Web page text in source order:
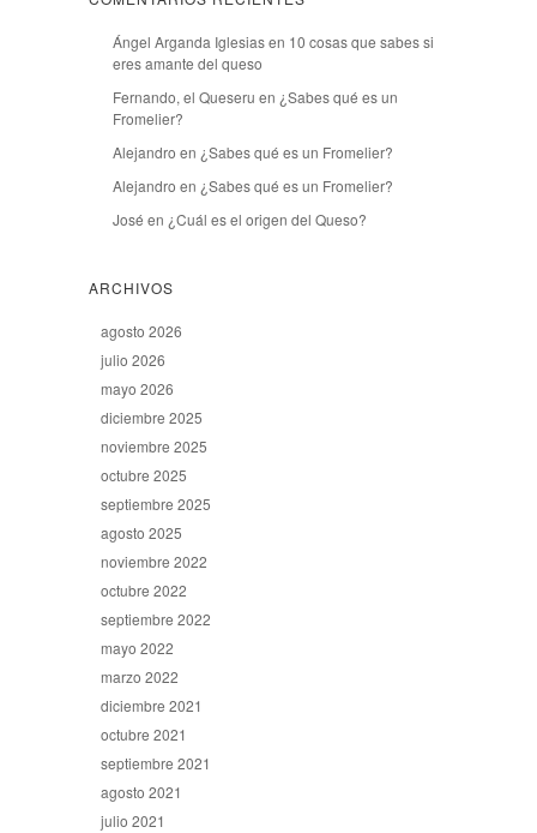
Ángel Arganda Iglesiasen 10 cosas que sabes si
eres amante del queso
Fernando, el Queseru en ¿Sabes qué es un
Fromelier?
Alejandro en ¿Sabes qué es un Fromelier?
Alejandro en ¿Sabes qué es un Fromelier?
José en ¿Cuál es el origen del Queso?
ARCHIVOS
agosto 2026
julio 2026
mayo 2026
diciembre 2025
noviembre 2025
octubre 2025
septiembre 2025
agosto 2025
noviembre 2022
octubre 2022
septiembre 2022
mayo 2022
marzo 2022
diciembre 2021
octubre 2021
septiembre 2021
agosto 2021
julio 2021